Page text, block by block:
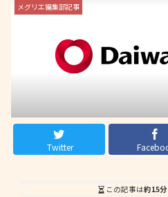
メグリエ編集部記事
Twitter
この記事は約15分